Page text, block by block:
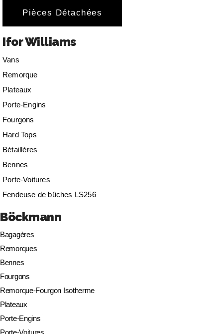
Pièces Détachées
Ifor Williams
Vans
Remorque
Plateaux
Porte-Engins
Fourgons
Hard Tops
Bétaillères
Bennes
Porte-Voitures
Fendeuse de bûches LS256
Böckmann
Bagagères
Remorques
Bennes
Fourgons
Remorque-Fourgon Isotherme
Plateaux
Porte-Engins
Porte-Voitures